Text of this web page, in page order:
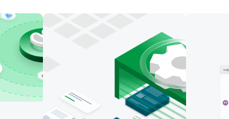
ングエージェントでパイプラインを構築したり、自然
言語で Qlik の AI アシスタントを使用することができ
ます。